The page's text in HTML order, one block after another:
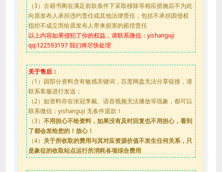
（3）古籍书阁在满足前款条件下采取移除等相应措施后不为此
向原发布人承担违约责任或其他法律责任，包括不承担因侵权
指控不成立而给原发布人带来损害的赔偿责任
以上内容如果侵犯了你的权益，请联系微信：yishanguji
qq:122593197 我们将尽快处理
关于售后：
（1）因部分资料含有敏感关键词，百度网盘无法分享链接，请
联系客服进行发送；
（2）如资料存在张冠李戴、语音视频无法播放等现象，都可以
联系微信：yishanguji 无条件退款！
（3） 不用担心不给资料，如果没有及时回复也不用担心，看到
了都会发给您的！放心！
（4） 关于所收取的费用与其对应资源价值不发生任何关系，只
是象征的收取站点运行所消耗各项综合费用